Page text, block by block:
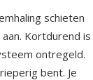
schieten
Kortdurend is
ontregeld.
bent. Je